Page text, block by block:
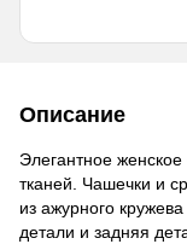
Описание
Элегантное
тканей. Чашечки и
из ажурного
детали и задняя